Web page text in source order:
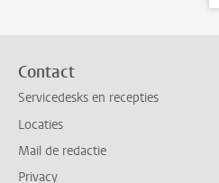
Contact
Servicedesks en recepties
Locaties
Mail de redactie
Privacy